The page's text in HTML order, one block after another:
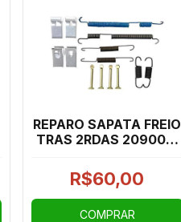
REPARO SAPATA FREIO
TRAS 2RDAS 2090031
(CEC781)
R$60,00
COMPRAR